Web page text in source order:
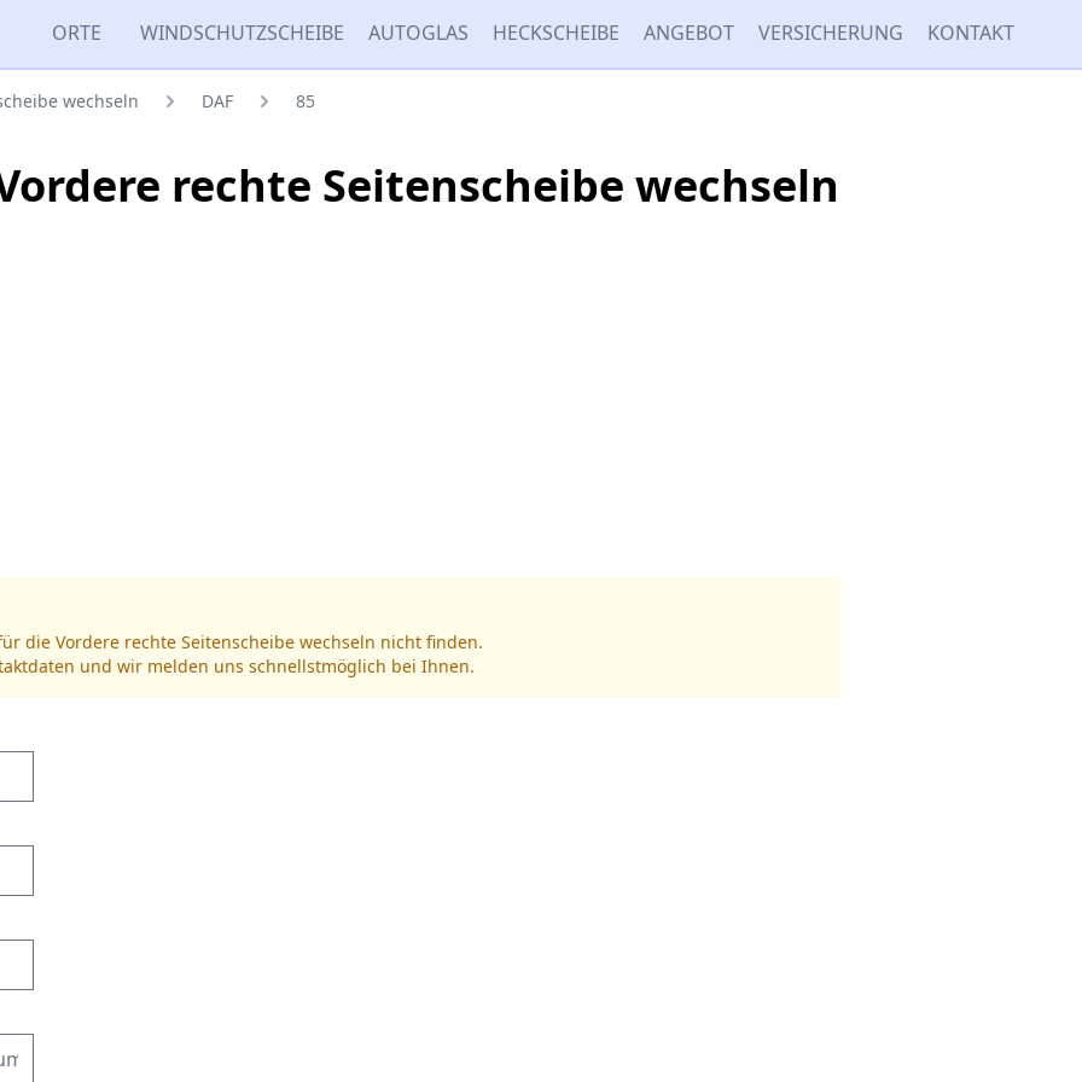
ORTE WINDSCHUTZSCHEIBE AUTOGLAS HECKSCHEIBE ANGEBOT VERSICHERUNG KONTAKT
wechseln DAF 85
rechte Seitenscheibe wechseln
die Vordere rechte Seitenscheibe wechseln nicht finden.
und wir melden uns schnellstmöglich bei Ihnen.